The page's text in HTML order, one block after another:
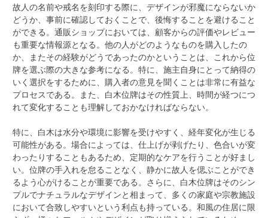
故人の名前や戒名を刻印する際に、デザインが邪魔にならないか
どうか、事前に確認しておくことで、後悔することを避けること
ができる。通販ショップにおいては、顧客からの評価やレビュー
も重要な情報源となる。他の人がどのようなものを購入したの
か、またその経験がどうであったのかということは、これから位
牌を選ぶ際の大きな参考になる。特に、施主自身にとって納得の
いく選択をするために、購入者の意見を聞くことは非常に有益な
プロセスである。また、白木位牌はその性質上、時間が経つにつ
れて変化することも理解しておかなければならない。
特に、白木は水分や環境に影響を受けやすく、経年変化が生じる
可能性がある。場合によっては、仕上げが剥げたり、色合いが変
わったりすることもあるため、定期的なケアを行うことが好まし
い。位牌の手入れを怠ることなく、静かに故人を偲ぶことができ
るよう心がけることが重要である。さらに、白木位牌はそのシン
プルでナチュラルなデザインと相まって、多くの家庭や宗教施設
において合致しやすいという利点も持っている。和風の住居に限